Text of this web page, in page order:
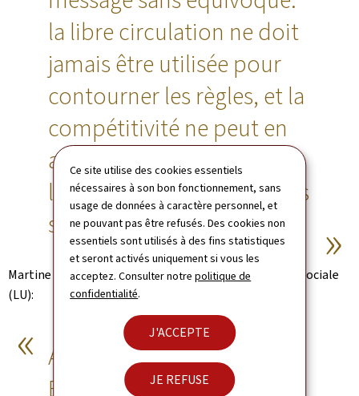
Ce site utilise des cookies essentiels
nécessaires à son bon fonctionnement, sans
usage de données à caractère personnel, et
ne pouvant pas être refusés. Des cookies non
essentiels sont utilisés à des fins statistiques
et seront activés uniquement si vous les
acceptez. Consulter notrepolitique de
confidentialité.
J'ACCEPTE
JE REFUSE
la libre circulation ne doit
jamais être utilisée pour
contourner les règles, et la
compétitivité ne peut en
aucun cas reposer sur
l'affaiblissement des droits
sociaux.
Martine Deprez, ministre de la Santé et de la Sécurité sociale
(LU):
Au sein de l'espace
Benelux où les mobilités